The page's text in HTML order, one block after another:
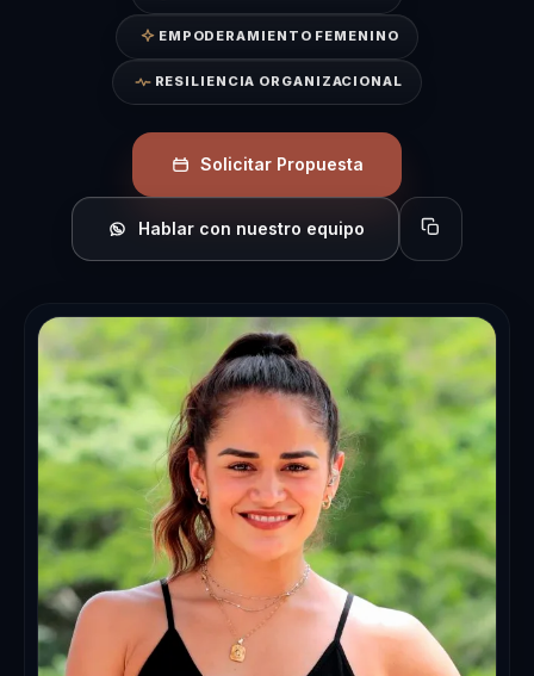
EMPODERAMIENTO FEMENINO
RESILIENCIA ORGANIZACIONAL
Solicitar Propuesta
Hablar con nuestro equipo Copiar perfil